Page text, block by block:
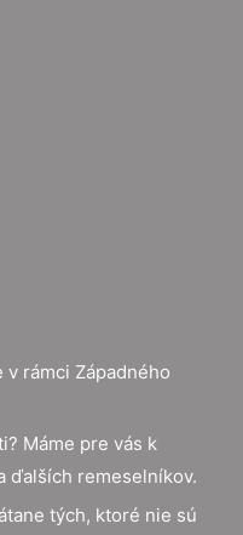
rámci Západného
Máme pre vás k
ďalších remeselníkov.
tých, ktoré nie sú